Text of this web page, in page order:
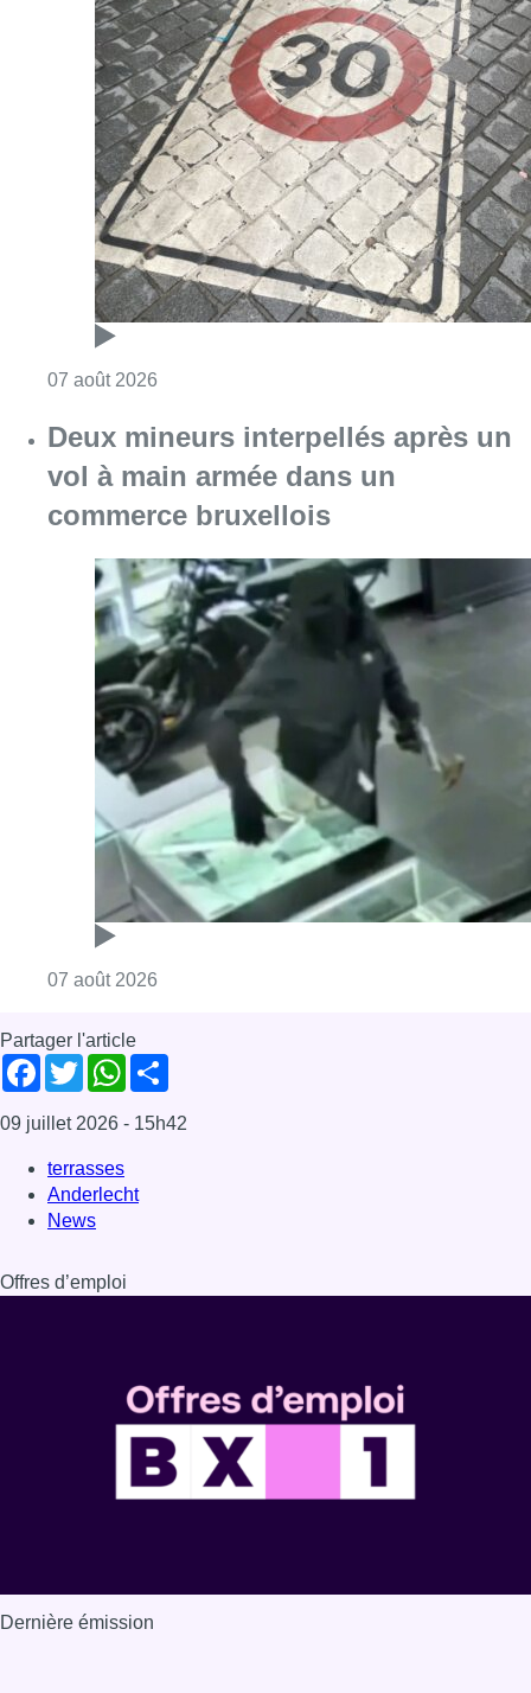
07 août 2026
Deux mineurs interpellés après un
vol à main armée dans un
commerce bruxellois
07 août 2026
Partager l'article
Facebook
TwitterWhatsApp
09 juillet 2026 - 15h42
terrasses
Anderlecht
News
Offres d’emploi
Dernière émission